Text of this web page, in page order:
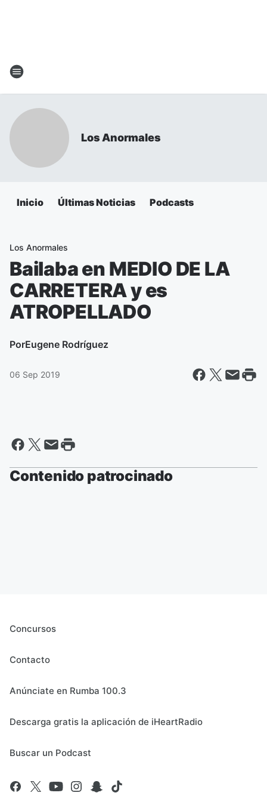
Los Anormales
Inicio Últimas Noticias Podcasts
Los Anormales
Bailaba en MEDIO DE LA
CARRETERA y es
ATROPELLADO
PorEugene Rodríguez
06 Sep 2019
Contenido patrocinado
Concursos
Contacto
Anúnciate en Rumba 100.3
Descarga gratis la aplicación de iHeartRadio
Buscar un Podcast